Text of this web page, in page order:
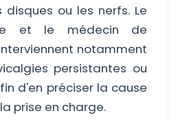
disques ou les nerfs. Le
et le médecin de
notamment
persistantes ou
d'en préciser la cause
prise en charge.